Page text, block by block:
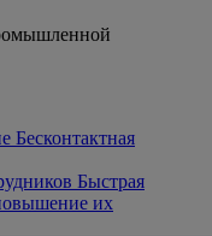
Бесконтактная
Быстрая
их